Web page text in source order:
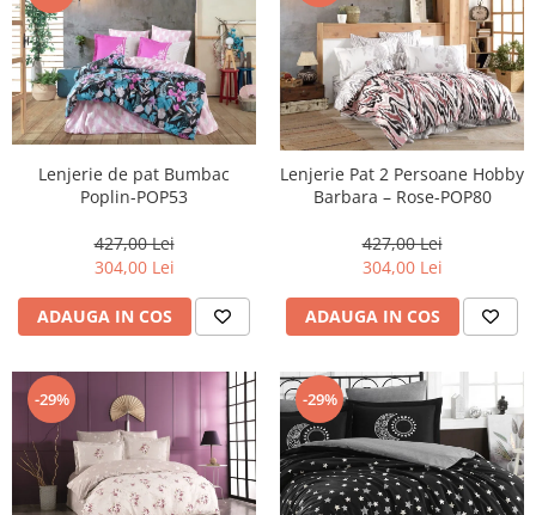
Lenjerie de pat Bumbac
Poplin-POP53
427,00 Lei
304,00 Lei
ADAUGA IN COS
Lenjerie Pat 2 Persoane Hobby
Barbara – Rose-POP80
427,00 Lei
304,00 Lei
ADAUGA IN COS
-29% -29%